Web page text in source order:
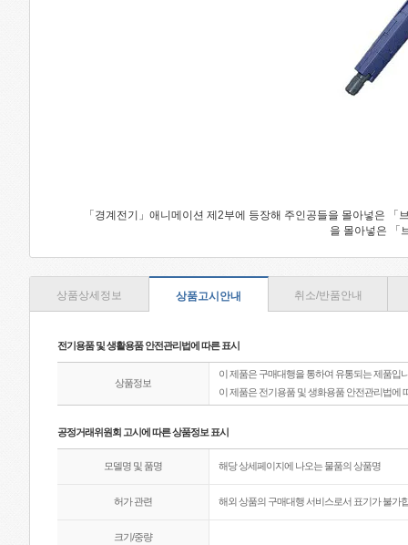
「경계전기」애니메이션 제2부에 등장해 주인공들을 몰아넣은
을 몰아넣은 「
상품상세정보 상품고시안내 취소/반품안내
전기용품 및 생활용품 안전관리법에 따른 표시
상품정보
이 제품은 구매대행을 통하여 유통되는 제품입
이 제품은 전기용품 및 생화용품 안전관리법에
공정거래위원회 고시에 따른 상품정보 표시
모델명 및 품명 해당 상세페이지에 나오는 물품의 상품명
허가 관련 해외 상품의 구매대행 서비스로서 표기가 불가
크기/중량